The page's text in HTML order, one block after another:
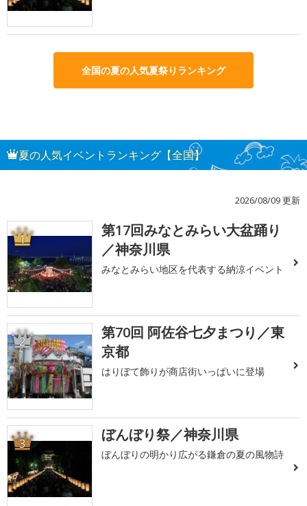
全国の夏の人気夏祭りランキング
夏の人気イベントランキング【全国】
2026/08/09 更新
1
第17回みなとみらい大盆踊り
／神奈川県
みなとみらい地区を代表する納涼イベント
2
第70回 阿佐谷七夕まつり／東
京都
はりぼて飾りが商店街いっぱいに登場
3 ぼんぼり祭／神奈川県
ぼんぼりの明かり広がる鎌倉の夏の風物詩